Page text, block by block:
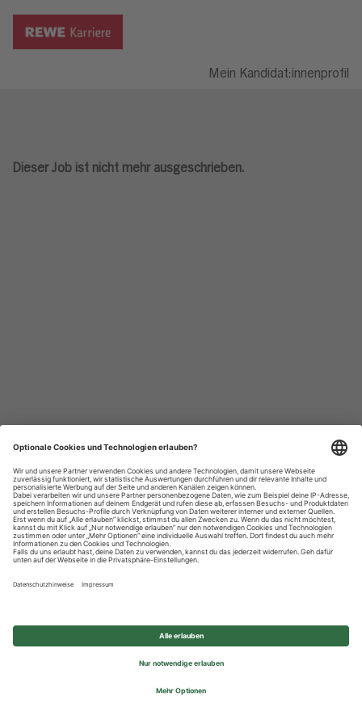
Mein Kandidat:innenprofil
Dieser Job ist nicht mehr ausgeschrieben.
Datenschutzhinweise
Impressum
Privatsphäre-Einstellungen
© 2026 REWE Group - All rights reserved